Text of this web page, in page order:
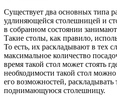
Существует два основных типа
удлиняющейся столешницей и
в собранном состоянии
Такие столы, как правило,
То есть, их раскладывают в тех
максимальное количество
время такой стол может стоять
необходимости такой стол
его возможностей, раскладывать
поднимающуюся столешницу.